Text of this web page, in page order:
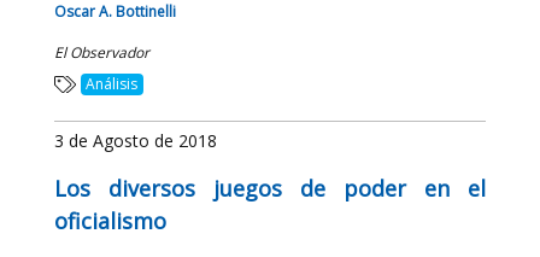
Oscar A. Bottinelli
El Observador
Análisis
3 de Agosto de 2018
Los diversos juegos de poder en el
oficialismo